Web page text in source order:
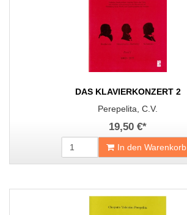
DAS KLAVIERKONZERT 2
Perepelita, C.V.
19,50 €*
In den Warenkorb